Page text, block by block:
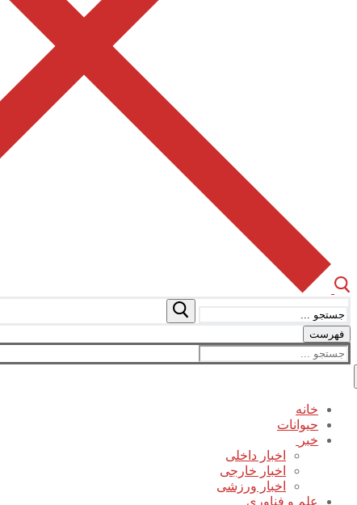
برای:
فهرست
جستجو
برای:
خانه
حیوانات
خبر
اخبار داخلی
اخبار خارجی
اخبار ورزشی
علم و فناوری